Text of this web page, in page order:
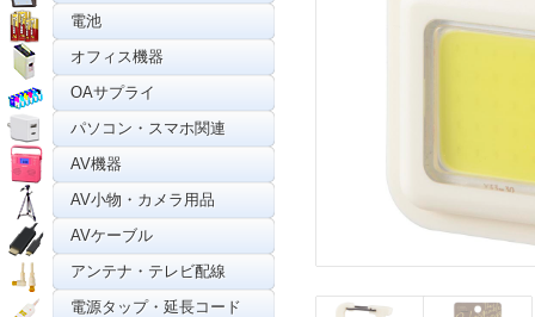
電池
オフィス機器
OAサプライ
パソコン・スマホ関連
AV機器
AV小物・カメラ用品
AVケーブル
アンテナ・テレビ配線
電源タップ・延長コード